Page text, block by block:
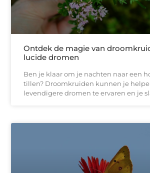
Ontdek de magie van
lucide dromen
Ben je klaar om je nachten naar een
tillen? Droomkruiden kunnen je
levendigere dromen te ervaren en je